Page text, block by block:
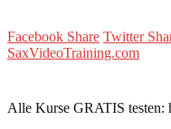
Facebook Share Twitter
SaxVideoTraining.com
Alle Kurse GRATIS testen: